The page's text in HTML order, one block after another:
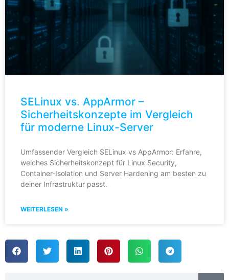
SELinux vs. AppArmor –
Sicherheitskonzepte im Vergleich
für moderne Linux-Server
Umfassender Vergleich SELinux vs AppArmor: Erfahre,
welches Sicherheitskonzept für Linux Security,
Container-Isolation und Server Hardening am besten zu
deiner Infrastruktur passt.
WEITERLESEN »